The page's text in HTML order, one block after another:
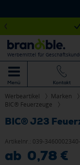
Werbemittel für
Menü Kontakt
Werbeartikel Marken
BIC® Feuerzeuge
BIC® J23
Artikelnr.: 039-
ab 0,78 €